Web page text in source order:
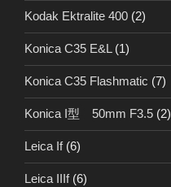
Kodak Ektralite 400 (2)
Konica C35 E&L (1)
Konica C35 Flashmatic (7)
Konica I型 50mm F3.5 (2)
Leica If(6)
Leica IIIf(6)